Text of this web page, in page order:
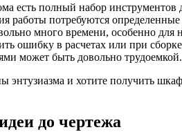
есть полный набор инструментов
работы потребуются
много времени, особенно для
ошибку в расчетах или при
может быть довольно трудоемкой.
энтузиазма и хотите получить
до чертежа